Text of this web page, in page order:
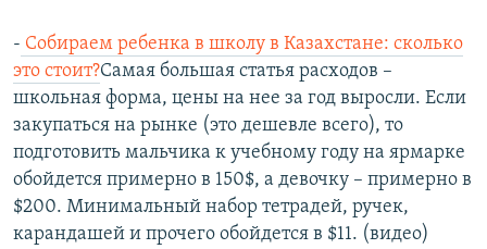
- Собираем ребенка в школу в Казахстане: сколько
это стоит?Самая большая статья расходов –
школьная форма, цены на нее за год выросли. Если
закупаться на рынке (это дешевле всего), то
подготовить мальчика к учебному году на ярмарке
обойдется примерно в 150$, а девочку – примерно в
$200. Минимальный набор тетрадей, ручек,
карандашей и прочего обойдется в $11. (видео)